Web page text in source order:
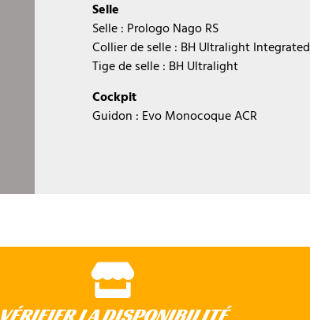
Selle
Selle : Prologo Nago RS
Collier de selle : BH Ultralight Integrated
Tige de selle : BH Ultralight
Cockpit
Guidon : Evo Monocoque ACR
VÉRIFIER LA DISPONIBILITÉ